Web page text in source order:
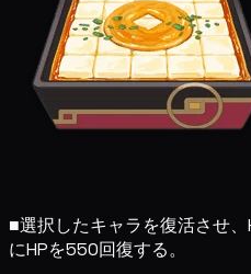
■選択したキャラを復活させ
にHPを550回復する。